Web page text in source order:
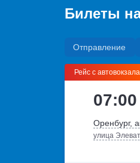
Билеты
Отправление
Рейс с автовокзала
07:00
Оренбург,
улица